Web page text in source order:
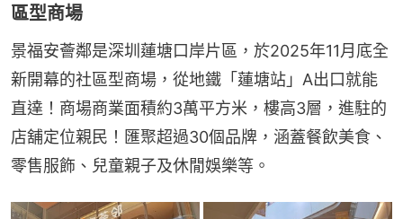
區型商場
景福安薈鄰是深圳蓮塘口岸片區，於2025年11月底全
新開幕的社區型商場，從地鐵「蓮塘站」A出口就能
直達！商場商業面積約3萬平方米，樓高3層，進駐的
店舖定位親民！匯聚超過30個品牌，涵蓋餐飲美食、
零售服飾、兒童親子及休閒娛樂等。